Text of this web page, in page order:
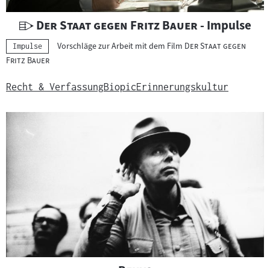
U
n
t
r
i
a
t
e
r
"
Der Staat gegen Fritz Bauer"- Impulse
Kategorie:
Impulse Vorschläge zur Arbeit mit dem Film "Der Staat gegen
Fritz Bauer"
Recht & VerfassungBiopicErinnerungskultur